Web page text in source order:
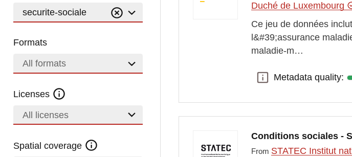
securite-sociale
Formats
All formats
Licenses
All licenses
Spatial coverage
Duché de Luxembourg
Ce jeu de données
l&#39;assurance
maladie-m…
Metadata quality:
Metadata quality:
Conditions sociales -
From STATEC Institut